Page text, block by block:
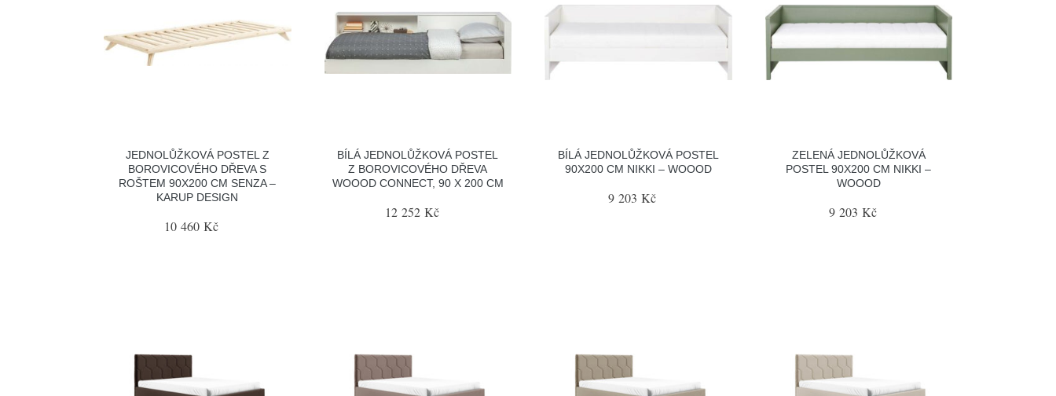
JEDNOLŮŽKOVÁ POSTEL Z
BOROVICOVÉHO DŘEVA S
ROŠTEM 90X200 CM SENZA –
KARUP DESIGN
10 460 Kč
BÍLÁ JEDNOLŮŽKOVÁ POSTEL
Z BOROVICOVÉHO DŘEVA
WOOOD CONNECT, 90 X 200 CM
12 252 Kč
BÍLÁ JEDNOLŮŽKOVÁ POSTEL
90X200 CM NIKKI – WOOOD
9 203 Kč
ZELENÁ JEDNOLŮŽKOVÁ
POSTEL 90X200 CM NIKKI –
WOOOD
9 203 Kč